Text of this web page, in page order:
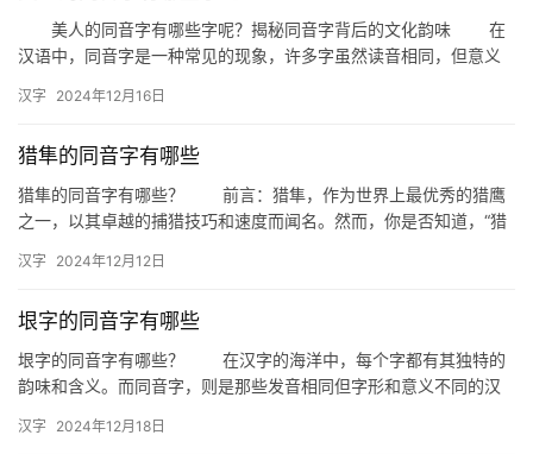
美人的同音字有哪些字呢？揭秘同音字背后的文化韵味 在
汉语中，同音字是一种常见的现象，许多字虽然读音相同，但意义
些…
汉字 2024年12月16日
猎隼的同音字有哪些
猎隼的同音字有哪些？ 前言：猎隼，作为世界上最优秀的猎鹰
之一，以其卓越的捕猎技巧和速度而闻名。然而，你是否知道，“猎
展…
汉字 2024年12月12日
垠字的同音字有哪些
垠字的同音字有哪些？ 在汉字的海洋中，每个字都有其独特的
韵味和含义。而同音字，则是那些发音相同但字形和意义不同的汉
汉字 2024年12月18日